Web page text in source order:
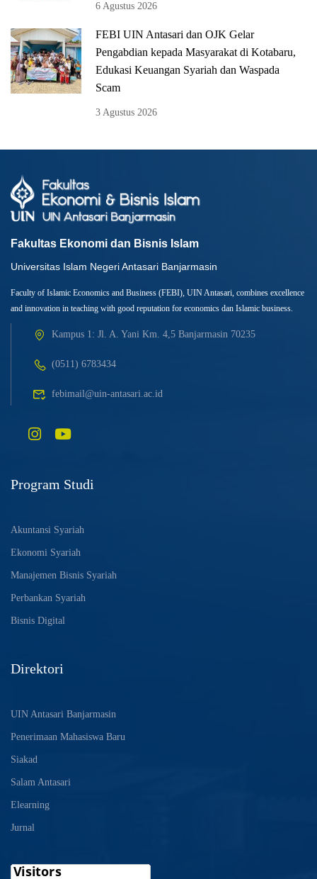
6 Agustus 2026
FEBI UIN Antasari dan OJK Gelar
Pengabdian kepada Masyarakat di Kotabaru,
Edukasi Keuangan Syariah dan Waspada
Scam
3 Agustus 2026
Fakultas Ekonomi dan Bisnis Islam
Universitas Islam Negeri Antasari Banjarmasin
Faculty of Islamic Economics and Business (FEBI), UIN Antasari, combines excellence
and innovation in teaching with good reputation for economics dan Islamic business.
Kampus 1: Jl. A. Yani Km. 4,5 Banjarmasin 70235
(0511) 6783434
febimail@uin-antasari.ac.id
Program Studi
Akuntansi Syariah
Ekonomi Syariah
Manajemen Bisnis Syariah
Perbankan Syariah
Bisnis Digital
Direktori
UIN Antasari Banjarmasin
Penerimaan Mahasiswa Baru
Siakad
Salam Antasari
Elearning
Jurnal